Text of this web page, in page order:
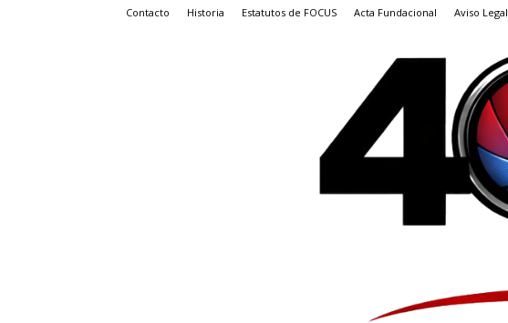
Contacto Historia Estatutos de FOCUS Acta Fundacional Aviso Legal